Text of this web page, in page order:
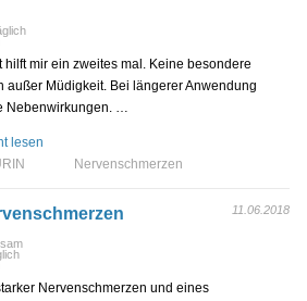
hilft mir ein zweites mal. Keine besondere
außer Müdigkeit. Bei längerer Anwendung
Nebenwirkungen. …
lesen
Nervenschmerzen
11.06.2018
Nervenschmerzen und eines